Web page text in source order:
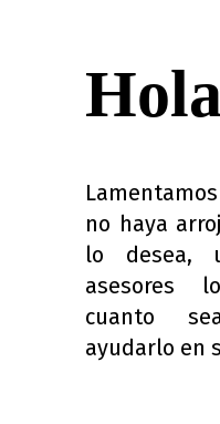
no haya
lo desea,
asesores
cuanto
ayudarlo en